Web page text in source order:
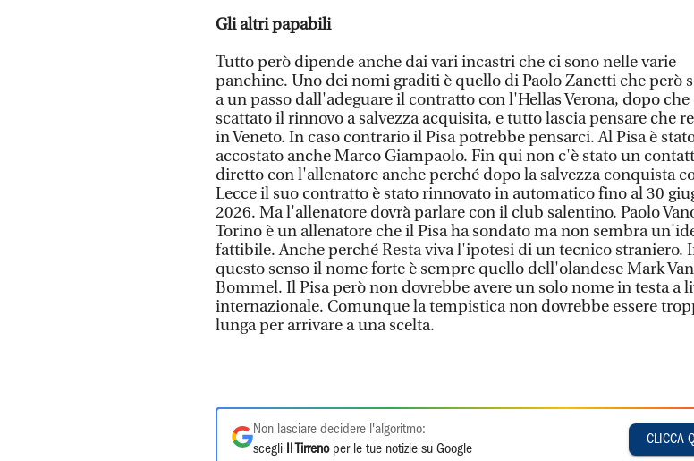
Gli altri papabili
Tutto però dipende anche dai vari incastri che ci sono nelle varie
panchine. Uno dei nomi graditi è quello di Paolo Zanetti che però
a un passo dall'adeguare il contratto con l'Hellas Verona, dopo che
scattato il rinnovo a salvezza acquisita, e tutto lascia pensare che
in Veneto. In caso contrario il Pisa potrebbe pensarci. Al Pisa è
accostato anche Marco Giampaolo. Fin qui non c'è stato un
diretto con l'allenatore anche perché dopo la salvezza conquista
Lecce il suo contratto è stato rinnovato in automatico fino al 30
2026. Ma l'allenatore dovrà parlare con il club salentino. Paolo
Torino è un allenatore che il Pisa ha sondato ma non sembra
fattibile. Anche perché Resta viva l'ipotesi di un tecnico straniero.
questo senso il nome forte è sempre quello dell'olandese Mark Van
Bommel. Il Pisa però non dovrebbe avere un solo nome in testa a
internazionale. Comunque la tempistica non dovrebbe essere
lunga per arrivare a una scelta.
Non lasciare decidere l'algoritmo:
scegli
Il Tirrenoper le tue notizie su Google
CLICCA